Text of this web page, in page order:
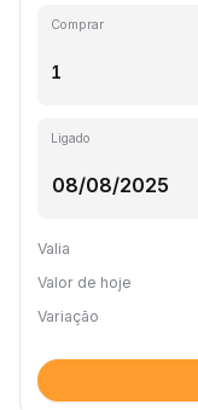
Comprar
Ligado
Valia
Valor de hoje
Variação